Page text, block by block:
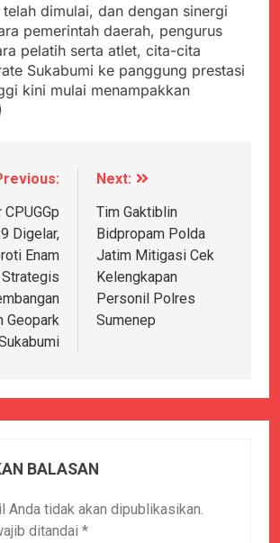
dimulai, dan dengan sinergi
pemerintah daerah, pengurus
pelatih serta atlet, cita-cita
Sukabumi ke panggung prestasi
kini mulai menampakkan
CPUGGp
Digelar,
Enam
Geopark
Next:
Tim Gaktiblin
Bidpropam Polda
Jatim Mitigasi Cek
Kelengkapan
Personil Polres
Sumenep
BALASAN
Anda tidak akan dipublikasikan.
ditandai *